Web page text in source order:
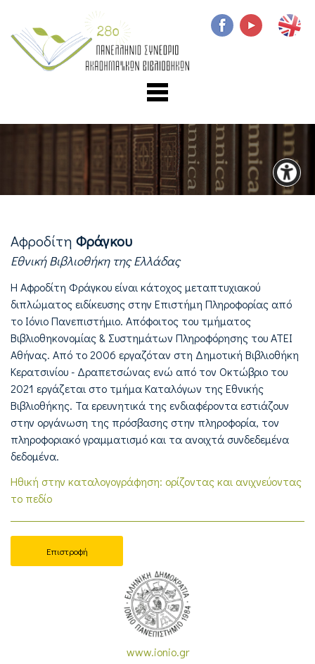
Αφροδίτη Φράγκου
Εθνική Βιβλιοθήκη της Ελλάδας
Η Αφροδίτη Φράγκου είναι κάτοχος μεταπτυχιακού
διπλώματος ειδίκευσης στην Επιστήμη Πληροφορίας από
το Ιόνιο Πανεπιστήμιο. Απόφοιτος του τμήματος
Βιβλιοθηκονομίας & Συστημάτων Πληροφόρησης του ΑΤΕΙ
Αθήνας. Από το 2006 εργαζόταν στη Δημοτική Βιβλιοθήκη
Κερατσινίου - Δραπετσώνας ενώ από τον Οκτώβριο του
2021 εργάζεται στο τμήμα Καταλόγων της Εθνικής
Βιβλιοθήκης. Τα ερευνητικά της ενδιαφέροντα εστιάζουν
στην οργάνωση της πρόσβασης στην πληροφορία, τον
πληροφοριακό γραμματισμό και τα ανοιχτά συνδεδεμένα
δεδομένα.
Ηθική στην καταλογογράφηση: ορίζοντας και ανιχνεύοντας
το πεδίο
Επιστροφή
www.ionio.gr